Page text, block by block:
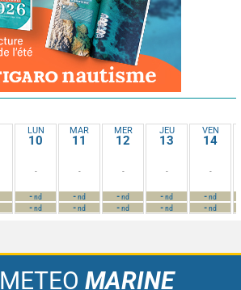
LUN
10
-
-nd
-nd
MAR
11
-
-nd
-nd
MER
12
-
-nd
-nd
JEU
13
-
-nd
-nd
VEN
14
-
-nd
-nd
METEO MARINE